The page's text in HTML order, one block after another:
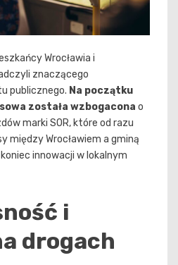
Wrocławia i
znaczącego
publicznego. Na początku
została wzbogacona o
marki SOR, które od razu
między Wrocławiem a gminą
koniec innowacji w lokalnym
i
drogach